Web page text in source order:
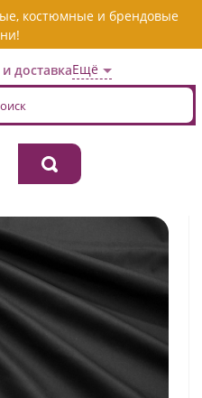
костюмные и брендовые
доставкаЕщё
Ткань хлопок плательно-